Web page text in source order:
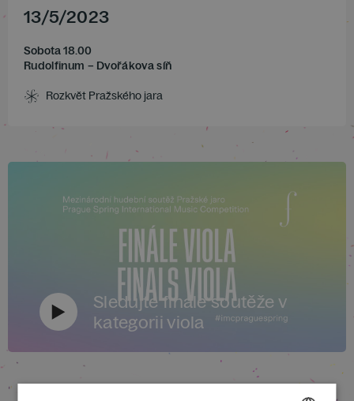
13/5/2023
Sobota 18.00
Rudolfinum – Dvořákova síň
Rozkvět Pražského jara
Sledujte finále soutěže v
kategorii viola